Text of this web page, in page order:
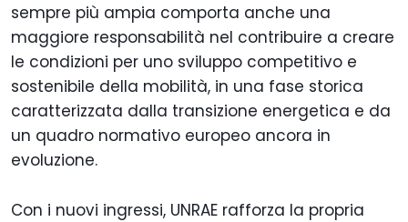
sempre più ampia comporta anche una
maggiore responsabilità nel contribuire a creare
le condizioni per uno sviluppo competitivo e
sostenibile della mobilità, in una fase storica
caratterizzata dalla transizione energetica e da
un quadro normativo europeo ancora in
evoluzione.
Con i nuovi ingressi, UNRAE rafforza la propria